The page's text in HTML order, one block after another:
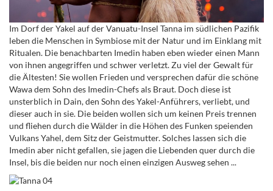
Im Dorf der Yakel auf derVanuatu-Insel Tanna im südlichen Pazifik
leben die Menschen in Symbiose mit der Natur und im Einklang mit
Ritualen. Die benachbarten Imedin haben eben wieder einen Mann
von ihnen angegriffen und schwer verletzt. Zu viel der Gewalt für
die Ältesten! Sie wollen Frieden und versprechen dafür die schöne
Wawa dem Sohn des Imedin-Chefs als Braut. Doch diese ist
unsterblich in Dain, den Sohn des Yakel-Anführers, verliebt, und
dieser auch in sie. Die beiden wollen sich um keinen Preis trennen
und fliehen durch die Wälder in die Höhen des Funken speienden
Vulkans Yahel, dem Sitz der Geistmutter.Solches lassen sich die
Imedin aber nicht gefallen, sie jagen die Liebenden quer durch die
Insel, bis die beiden nur noch einen einzigen Ausweg sehen ...